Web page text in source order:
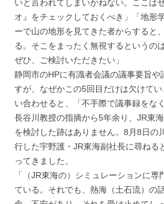
いと言われてしまいかねない。ここは
オ』をチェックしておくべき」「地形
ーで山の地形を見てきた者からすると
る。そこをまったく無視するというの
ぜひ、ご検討いただきたい」
静岡市のHPに有識者会議の議事要旨や
すが、なぜかこの5回目だけは欠けて
い合わせると、「不手際で議事録をな
長谷川教授の指摘から5年余り、JR東
を検討した跡はありません。8月8日の
行した宇野護・JR東海副社長に尋ねる
ってきました。
「（JR東海の）シミュレーションに専
ている。それでも、熱海（土石流）の